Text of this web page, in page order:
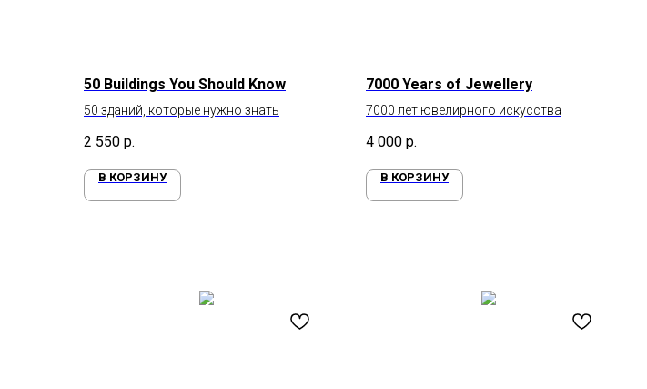
50 Buildings You Should Know
50 зданий, которые нужно знать
2 550 р.
В КОРЗИНУ
7000 Years of Jewellery
7000 лет ювелирного искусства
4 000 р.
В КОРЗИНУ